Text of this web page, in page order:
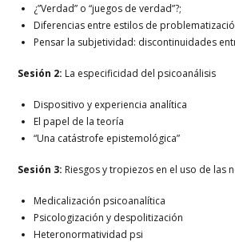
¿”Verdad” o “juegos de verdad”?;
Diferencias entre estilos de
Pensar la subjetividad: discontinuidades
Sesión 2: La especificidad del psicoanálisis
Dispositivo y experiencia analítica
El papel de la teoría
“Una catástrofe epistemológica”
Sesión 3: Riesgos y tropiezos en el uso de las
Medicalización psicoanalítica
Psicologización y despolitización
Heteronormatividad psi